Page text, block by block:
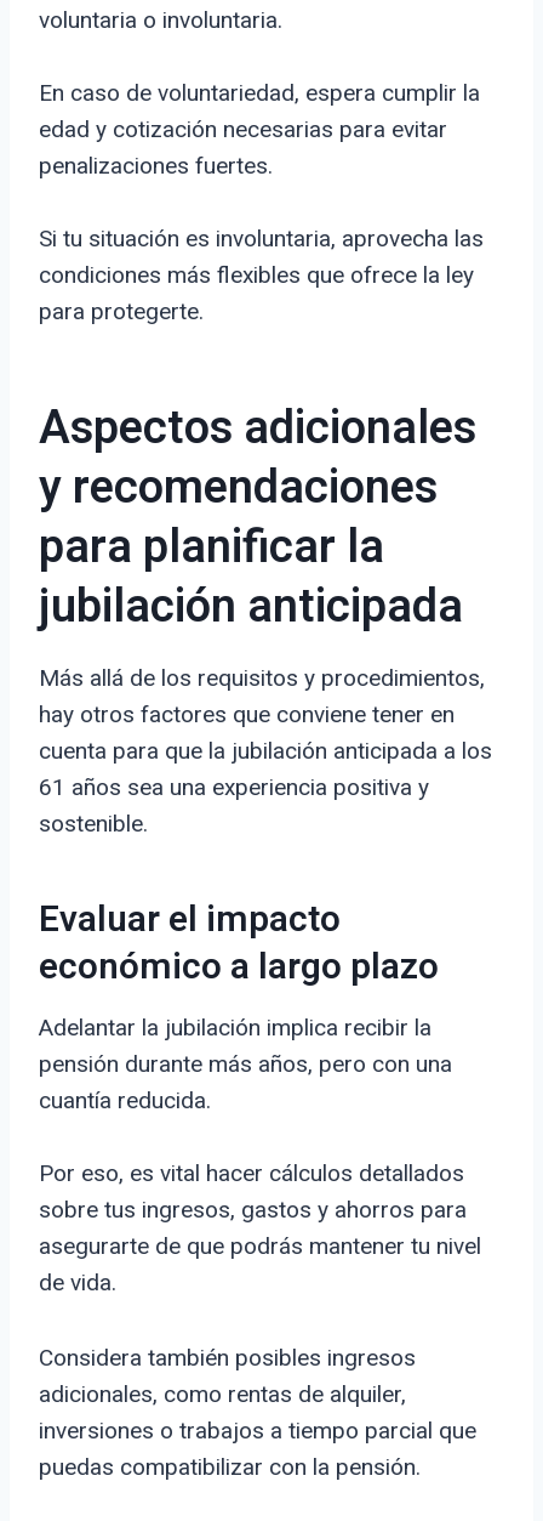
voluntaria o involuntaria.
En caso de voluntariedad, espera cumplir la
edad y cotización necesarias para evitar
penalizaciones fuertes.
Si tu situación es involuntaria, aprovecha las
condiciones más flexibles que ofrece la ley
para protegerte.
Aspectos adicionales
y recomendaciones
para planificar la
jubilación anticipada
Más allá de los requisitos y procedimientos,
hay otros factores que conviene tener en
cuenta para que la jubilación anticipada a los
61 años sea una experiencia positiva y
sostenible.
Evaluar el impacto
económico a largo plazo
Adelantar la jubilación implica recibir la
pensión durante más años, pero con una
cuantía reducida.
Por eso, es vital hacer cálculos detallados
sobre tus ingresos, gastos y ahorros para
asegurarte de que podrás mantener tu nivel
de vida.
Considera también posibles ingresos
adicionales, como rentas de alquiler,
inversiones o trabajos a tiempo parcial que
puedas compatibilizar con la pensión.